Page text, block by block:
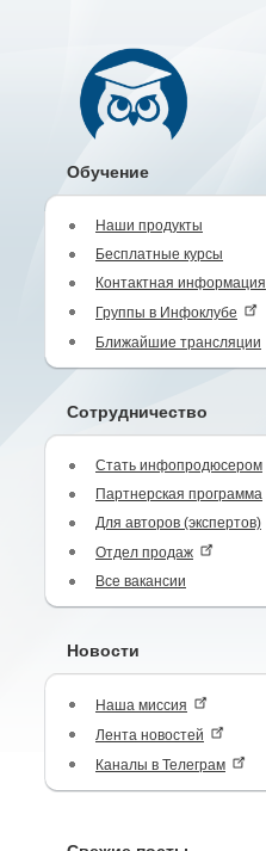
Обучение
Наши продукты
Бесплатные курсы
Контактная информация
Группы в Инфоклубе
Ближайшие трансляции
Сотрудничество
Стать инфопродюсером
Партнерская программа
Для авторов (экспертов)
Отдел продаж
Все вакансии
Новости
Наша миссия
Лента новостей
Каналы в Телеграм